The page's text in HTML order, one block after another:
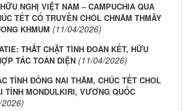
NGHỊ VIỆT NAM – CAMPUCHIA QUA
TẾT CỔ TRUYỀN CHÔL CHNĂM THMÂY
KHMUM (11/04/2026)
THẮT CHẶT TÌNH ĐOÀN KẾT, HỮU
TÁC TOÀN DIỆN (11/04/2026)
TỈNH ĐỒNG NAI THĂM, CHÚC TẾT CHOL
TỈNH MONDULKIRI, VƯƠNG QUỐC